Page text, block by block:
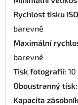
Rychlost tisku
barevně
Maximální
barevně
Tisk fotografií:
Oboustranný tisk:
Kapacita